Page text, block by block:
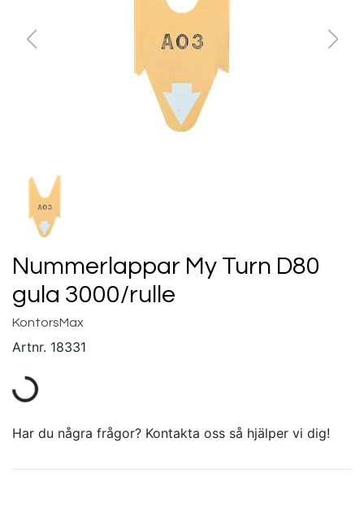
Nummerlappar My Turn D80
gula 3000/rulle
KontorsMax
Artnr. 18331
Har du några frågor? Kontakta oss så hjälper vi dig!